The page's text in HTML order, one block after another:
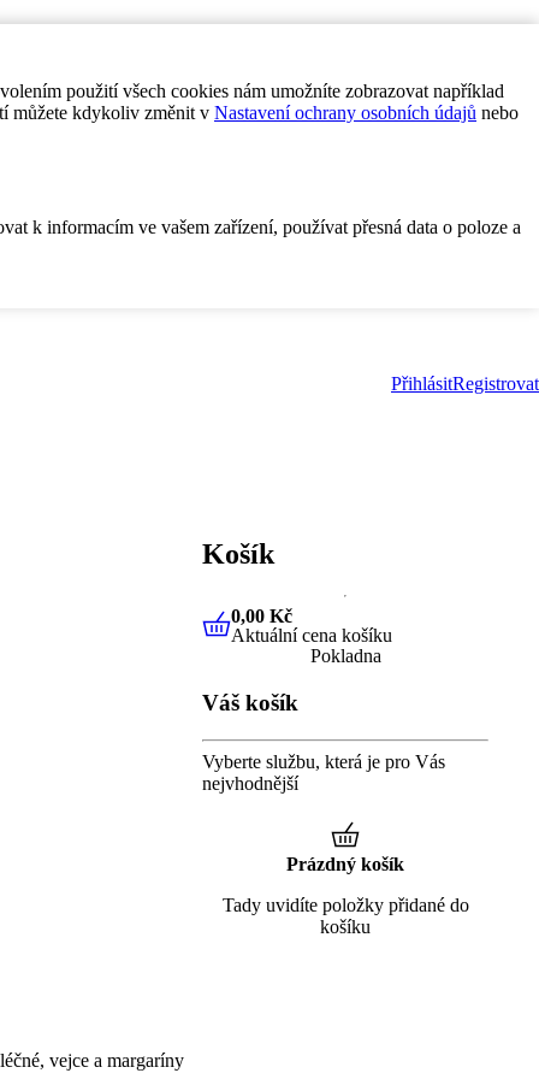
použití všech cookies nám umožníte zobrazovat například
můžete kdykoliv změnit v Nastavení ochrany osobních údajů nebo
k informacím ve vašem zařízení, používat přesná data o poloze a
PřihlásitRegistrovat
vejce a margaríny
Košík
0,00 KčAktuální cena košíku
0,00 Kč
Aktuální cena košíku
Pokladna
Váš košík
Vyberte službu, která je pro Vás
nejvhodnější
Prázdný košík
Tady uvidíte položky přidané do
košíku